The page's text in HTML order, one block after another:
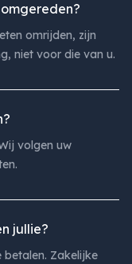
omrijden, zijn
niet voor die van u.
volgen uw
jullie?
Zakelijke